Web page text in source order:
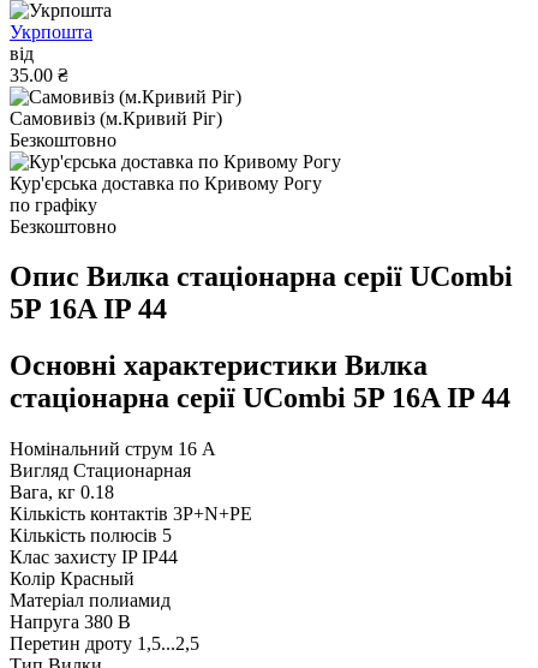
Укрпошта
від
35.00 ₴
Самовивіз (м.Кривий Ріг)
Безкоштовно
Кур'єрська доставка по Кривому Рогу
по графіку
Безкоштовно
Опис Вилка стаціонарна серії UСombi
5P 16A IP 44
Основні характеристики Вилка
стаціонарна серії UСombi 5P 16A IP 44
Номінальний струм 16 А
Вигляд Стационарная
Вага, кг 0.18
Кількість контактів 3P+N+PE
Кількість полюсів 5
Клас захисту IP IP44
Колір Красный
Матеріал полиамид
Напруга 380 В
Перетин дроту 1,5...2,5